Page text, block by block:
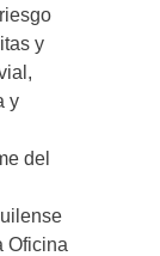
y
y
del
Oficina